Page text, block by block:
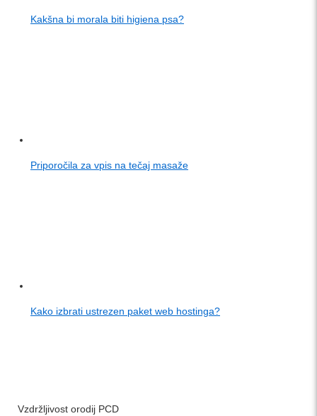
Kakšna bi morala biti higiena psa?
Priporočila za vpis na tečaj masaže
Kako izbrati ustrezen paket web hostinga?
Vzdržljivost orodij PCD